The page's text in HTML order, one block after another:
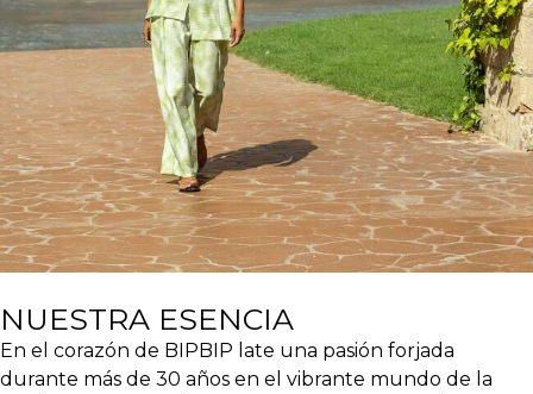
NUESTRA ESENCIA
En el corazón de BIPBIP late una pasión forjada
durante más de 30 años en el vibrante mundo de la